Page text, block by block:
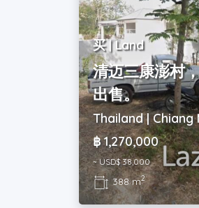
买 | Land
清迈三康澎村
出售。
Thailand | Chiang
฿ 1,270,000
~ USD$ 38,000
388 m2